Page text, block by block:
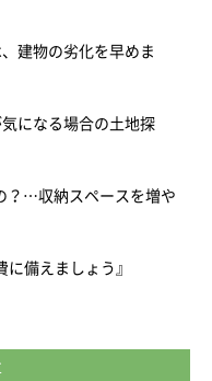
建物の劣化を早めま
になる場合の土地探
？…収納スペースを増や
に備えましょう』